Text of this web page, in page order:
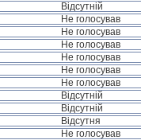
Відсутній
Не голосував
Не голосував
Не голосував
Не голосував
Не голосував
Не голосував
Відсутній
Відсутній
Відсутня
Не голосував